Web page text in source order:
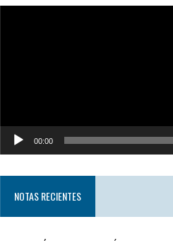
00:00
NOTAS RECIENTES